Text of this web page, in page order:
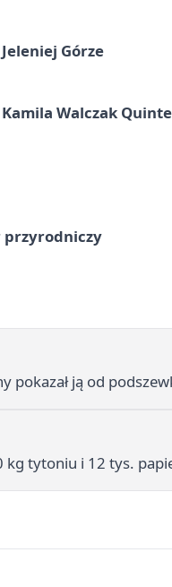
Górze
Kamila Walczak
przyrodniczy
pokazał ją od
kg tytoniu i 12 tys.